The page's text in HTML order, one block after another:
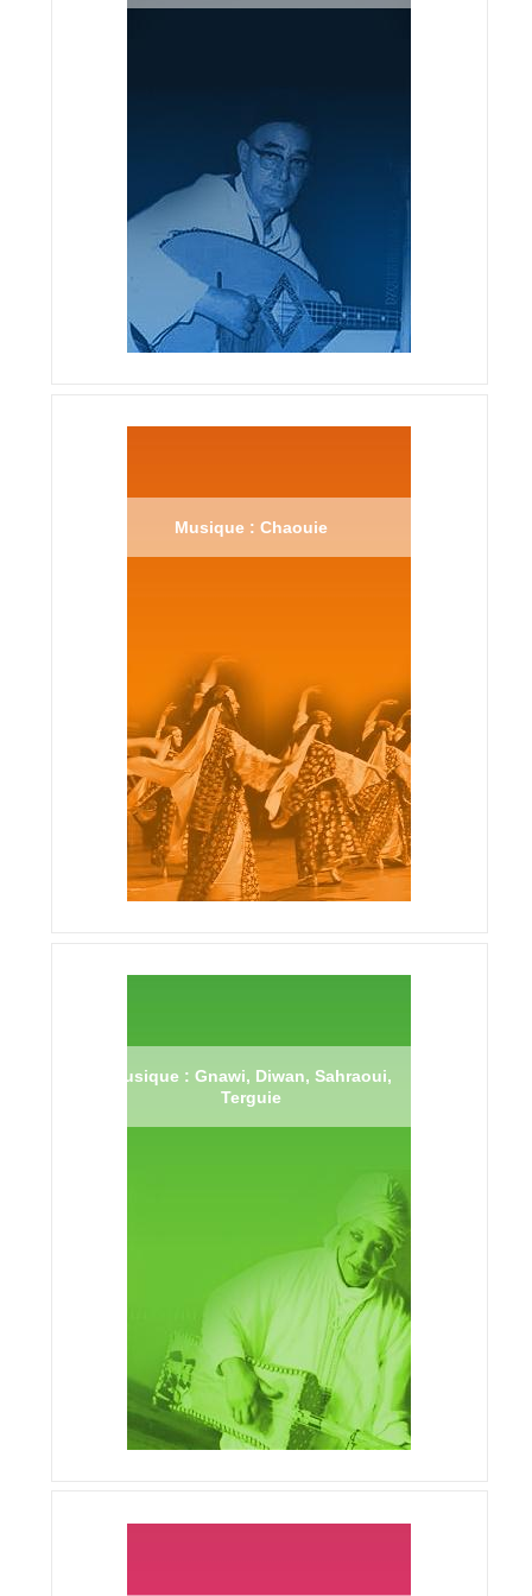
Musique : Chaouie
Musique : Gnawi, Diwan, Sahraoui,
Terguie